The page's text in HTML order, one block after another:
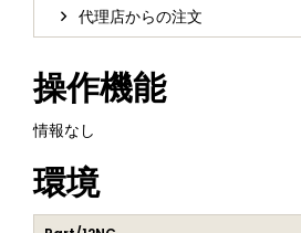
代理店からの注文
操作機能
情報なし
環境